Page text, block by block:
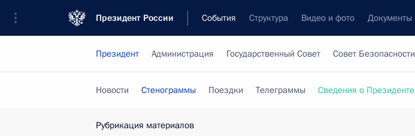
Президент России События Структура Видео и фото Документы
Президент Администрация Государственный Совет Совет Безопасности
Новости Стенограммы Поездки Телеграммы Сведения о Президенте
Рубрикация материалов